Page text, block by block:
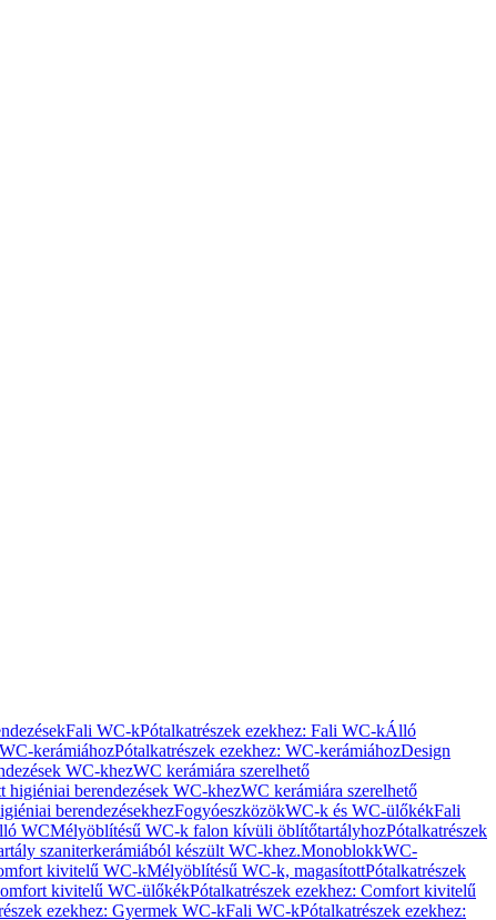
Fali WC-kPótalkatrészek ezekhez: Fali WC-kÁlló
WC-kerámiáhozPótalkatrészek ezekhez: WC-kerámiáhozDesign
WC-khezWC kerámiára szerelhető
higiéniai berendezések WC-khezWC kerámiára szerelhető
berendezésekhezFogyóeszközökWC-k és WC-ülőkékFali
WCMélyöblítésű WC-k falon kívüli öblítőtartályhozPótalkatrészek
szaniterkerámiából készült WC-khez.MonoblokkWC-
kivitelű WC-kMélyöblítésű WC-k, magasítottPótalkatrészek
kivitelű WC-ülőkékPótalkatrészek ezekhez: Comfort kivitelű
ezekhez: Gyermek WC-kFali WC-kPótalkatrészek ezekhez: